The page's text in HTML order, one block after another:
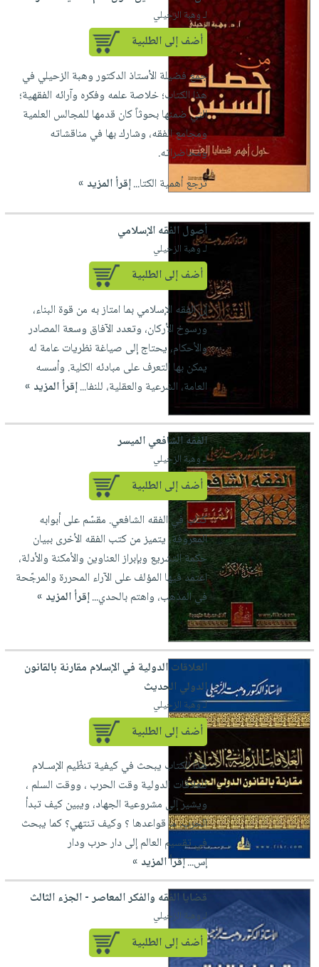
لـ وهبة الزحيلي
أضف إلى الطلبية
جمع فضيلة الأستاذ الدكتور وهبة الزحيلي في
هذا الكتاب؛ خلاصة علمه وفكره وآرائه الفقهية؛
التي ضمنها بحوثاً كان قدمها للمجالس العلمية
ومجامع الفقه، وشارك بها في مناقشاته
ومحاضراته.
ترجع أهمية الكتا...إقرأ المزيد »
أصول الفقه الإسلامي
لـ وهبة الزحيلي
أضف إلى الطلبية
إن الفقه الإسلامي بما امتاز به من قوة البناء،
ورسوخ الأركان، وتعدد الآفاق وسعة المصادر
والأحكام، يحتاج إلى صياغة نظريات عامة له
يمكن بها التعرف على مبادئه الكلية. وأسسه
العامة، الشرعية والعقلية، للنفا...إقرأ المزيد »
الفقه الشافعي الميسر
لـ وهبة الزحيلي
أضف إلى الطلبية
كتاب في الفقه الشافعي. مقسّم على أبوابه
المعروفة، يتميز من كتب الفقه الأخرى ببيان
حكمة التشريع وبإبراز العناوين والأمكنة والأدلة،
اعتمد فيها المؤلف على الآراء المحررة والمرجّحة
في المذهب، واهتم بالحدي...إقرأ المزيد »
العلاقات الدولية في الإسلام مقارنة بالقانون
الدولي الحديث
لـ وهبة الزحيلي
أضف إلى الطلبية
هذا الكتاب يبحث في كيفية تنظّيم الإسـلام
للعلاقات الدولية وقت الحرب ، ووقت السلم ،
ويشير إلى مشروعية الجهاد، ويبين كيف تبدأ
الحرب. ما قواعدها ؟ وكيف تنتهي؟ كما يبحث
في تقسيم العالم إلى دار حرب ودار
إس...إقرأ المزيد »
قضايا الفقه والفكر المعاصر - الجزء الثالث
لـ وهبة الزحيلي
أضف إلى الطلبية